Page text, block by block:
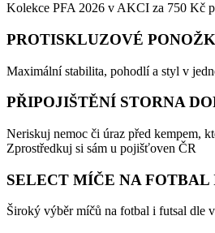
Kolekce PFA 2026 v AKCI za 750 Kč
PROTISKLUZOVÉ
Maximální stabilita, pohodlí a styl v
PŘIPOJIŠTĚNÍ STORNA
Neriskuj nemoc či úraz před kempem,
Zprostředkuj si sám u pojišťoven ČR
SELECT MÍČE NA FOTBAL
Široký výběr míčů na fotbal i futsal dle